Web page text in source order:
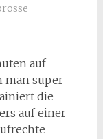
auf
man super
die
auf einer